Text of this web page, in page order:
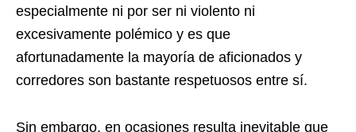
especialmente ni por ser ni violento ni
excesivamente polémico y es que
afortunadamente la mayoría de aficionados y
corredores son bastante respetuosos entre sí.
Sin embargo, en ocasiones resulta inevitable que